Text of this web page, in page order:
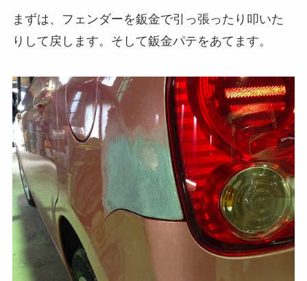
まずは、フェンダーを鈑金で引っ張ったり叩いた
りして戻します。そして鈑金パテをあてます。